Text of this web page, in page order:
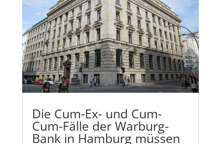
Die Cum-Ex- und Cum-
Cum-Fälle der Warburg-
Bank in Hamburg müssen